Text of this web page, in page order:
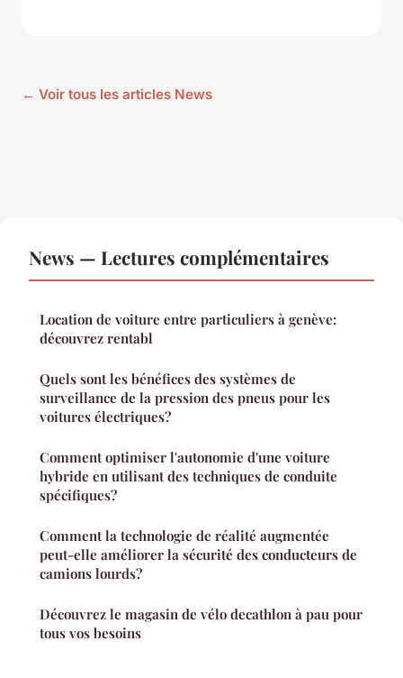
← Voir tous les articles News
News — Lectures complémentaires
Location de voiture entre particuliers à genève:
découvrez rentabl
Quels sont les bénéfices des systèmes de
surveillance de la pression des pneus pour les
voitures électriques?
Comment optimiser l'autonomie d'une voiture
hybride en utilisant des techniques de conduite
spécifiques?
Comment la technologie de réalité augmentée
peut-elle améliorer la sécurité des conducteurs de
camions lourds?
Découvrez le magasin de vélo decathlon à pau pour
tous vos besoins